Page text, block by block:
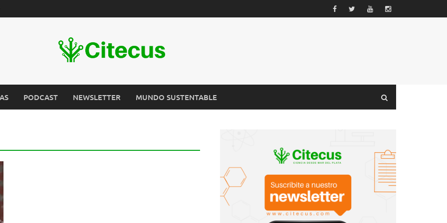
PODCAST NEWSLETTER MUNDO SUSTENTABLE